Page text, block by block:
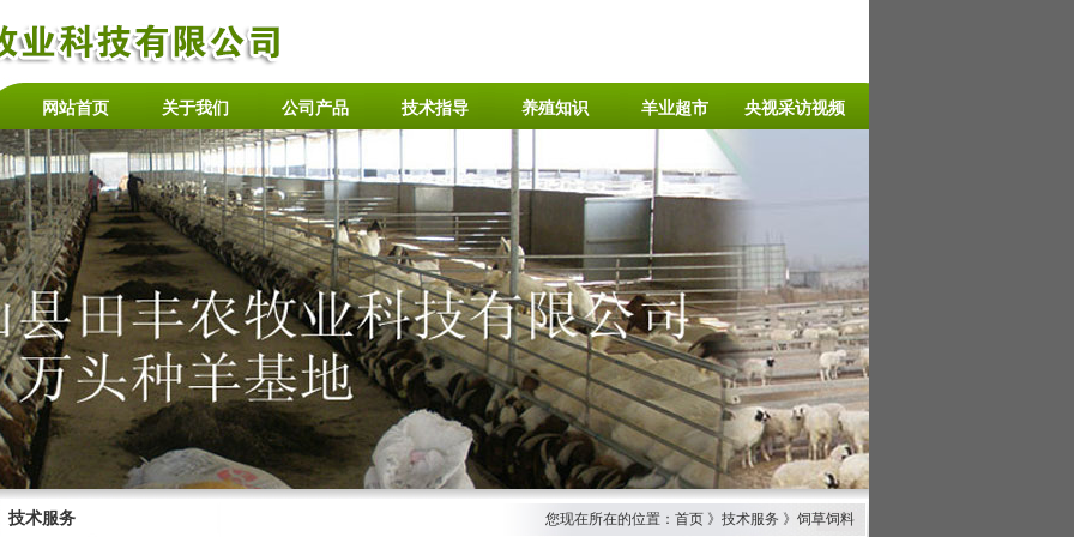
网站首页 关于我们 公司产品 技术指导 养殖知识 羊业超市 央视采访视频
技术服务 您现在所在的位置：首页 》技术服务 》饲草饲料